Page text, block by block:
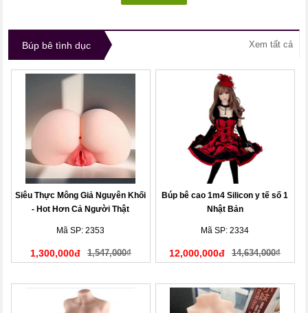
Búp bê tình dục Xem tất cả
Siêu Thực Mông Giả Nguyên Khối
- Hot Hơn Cả Người Thật
Mã SP: 2353
1,300,000đ 1,547,000₫
Búp bê cao 1m4 Silicon y tế số 1
Nhật Bản
Mã SP: 2334
12,000,000đ 14,634,000₫